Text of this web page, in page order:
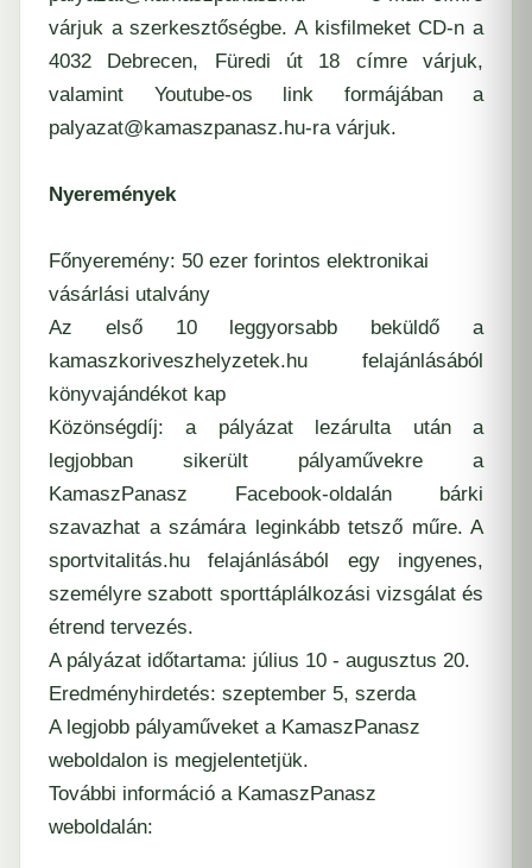
várjuk a szerkesztőségbe. A kisfilmeket CD-n a
4032 Debrecen, Füredi út 18 címre várjuk,
valamint Youtube-os link formájában a
palyazat@kamaszpanasz.hu-ra várjuk.
Nyeremények
Főnyeremény: 50 ezer forintos elektronikai
vásárlási utalvány
Az első 10 leggyorsabb beküldő a
kamaszkoriveszhelyzetek.hu felajánlásából
könyvajándékot kap
Közönségdíj: a pályázat lezárulta után a
legjobban sikerült pályaművekre a
KamaszPanasz Facebook-oldalán bárki
szavazhat a számára leginkább tetsző műre. A
sportvitalitás.hu felajánlásából egy ingyenes,
személyre szabott sporttáplálkozási vizsgálat és
étrend tervezés.
A pályázat időtartama: július 10 - augusztus 20.
Eredményhirdetés: szeptember 5, szerda
A legjobb pályaműveket a KamaszPanasz
weboldalon is megjelentetjük.
További információ a KamaszPanasz
weboldalán: